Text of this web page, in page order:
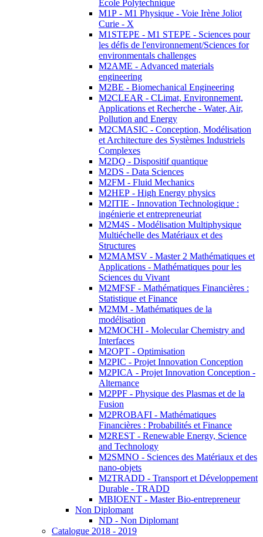
École Polytechnique
M1P - M1 Physique - Voie Irène Joliot
Curie - X
M1STEPE - M1 STEPE - Sciences pour
les défis de l'environnement/Sciences for
environmentals challenges
M2AME - Advanced materials
engineering
M2BE - Biomechanical Engineering
M2CLEAR - CLimat, Environnement,
Applications et Recherche - Water, Air,
Pollution and Energy
M2CMASIC - Conception, Modélisation
et Architecture des Systèmes Industriels
Complexes
M2DQ - Dispositif quantique
M2DS - Data Sciences
M2FM - Fluid Mechanics
M2HEP - High Energy physics
M2ITIE - Innovation Technologique :
ingénierie et entrepreneuriat
M2M4S - Modélisation Multiphysique
Multiéchelle des Matériaux et des
Structures
M2MAMSV - Master 2 Mathématiques et
Applications - Mathématiques pour les
Sciences du Vivant
M2MFSF - Mathématiques Financières :
Statistique et Finance
M2MM - Mathématiques de la
modélisation
M2MOCHI - Molecular Chemistry and
Interfaces
M2OPT - Optimisation
M2PIC - Projet Innovation Conception
M2PICA - Projet Innovation Conception -
Alternance
M2PPF - Physique des Plasmas et de la
Fusion
M2PROBAFI - Mathématiques
Financières : Probabilités et Finance
M2REST - Renewable Energy, Science
and Technology
M2SMNO - Sciences des Matériaux et des
nano-objets
M2TRADD - Transport et Développement
Durable - TRADD
MBIOENT - Master Bio-entrepreneur
Non Diplomant
ND - Non Diplomant
Catalogue 2018 - 2019